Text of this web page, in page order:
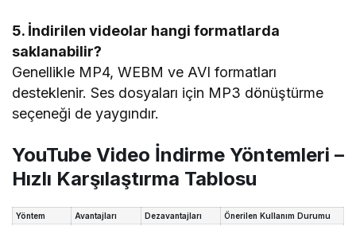
5. İndirilen videolar hangi formatlarda
saklanabilir?
Genellikle MP4, WEBM ve AVI formatları
desteklenir. Ses dosyaları için MP3 dönüştürme
seçeneği de yaygındır.
YouTube Video İndirme Yöntemleri –
Hızlı Karşılaştırma Tablosu
Yöntem Avantajları Dezavantajları Önerilen Kullanım Durumu